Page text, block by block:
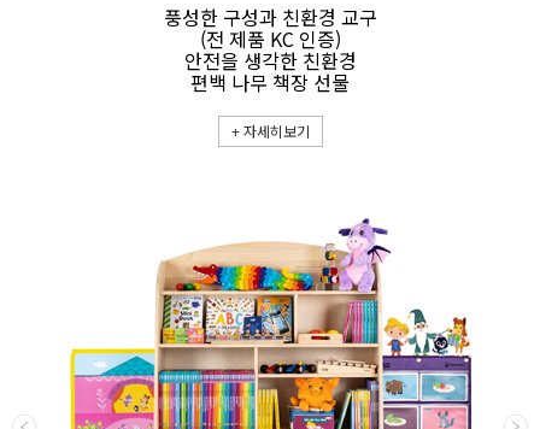
풍성한 구성과 친환경 교구
(전 제품 KC 인증)
안전을 생각한 친환경
편백 나무 책장 선물
+자세히보기